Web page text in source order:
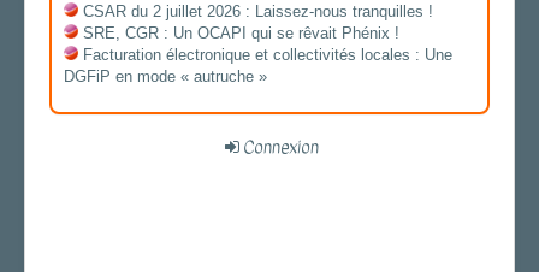
CSAR du 2 juillet 2026 : Laissez-nous tranquilles !
SRE, CGR : Un OCAPI qui se rêvait Phénix !
Facturation électronique et collectivités locales : Une
DGFiP en mode « autruche »
Connexion